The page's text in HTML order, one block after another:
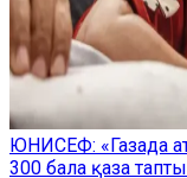
ЮНИСЕФ: «Газада
300 бала қаза